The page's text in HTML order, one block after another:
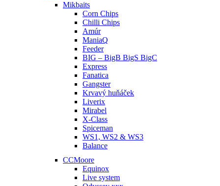
Mikbaits
Corn Chips
Chilli Chips
Amúr
ManiaQ
Feeder
BIG – BigB BigS BigC
Express
Fanatica
Gangster
Krvavý huňáček
Liverix
Mirabel
X-Class
Spiceman
WS1, WS2 & WS3
Balance
CCMoore
Equinox
Live system